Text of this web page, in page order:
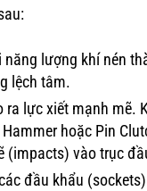
năng lượng khí nén
lệch tâm.
lực xiết mạnh mẽ.
hoặc Pin
vào trục
đầu khẩu